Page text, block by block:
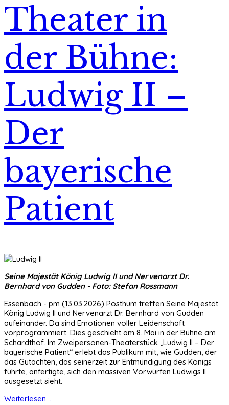
Theater in
der Bühne:
Ludwig II –
Der
bayerische
Patient
Seine Majestät König Ludwig II und Nervenarzt Dr.
Bernhard von Gudden - Foto: Stefan Rossmann
Essenbach - pm (13.03.2026) Posthum treffen Seine Majestät
König Ludwig II und Nervenarzt Dr. Bernhard von Gudden
aufeinander. Da sind Emotionen voller Leidenschaft
vorprogrammiert. Dies geschieht am 8. Mai in der Bühne am
Schardthof. Im Zweipersonen-Theaterstück „Ludwig II – Der
bayerische Patient“ erlebt das Publikum mit, wie Gudden, der
das Gutachten, das seinerzeit zur Entmündigung des Königs
führte, anfertigte, sich den massiven Vorwürfen Ludwigs II
ausgesetzt sieht.
Weiterlesen ...